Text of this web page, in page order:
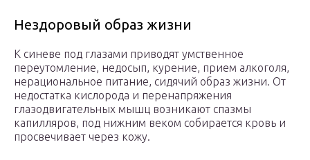
Нездоровый образ жизни
К синеве под глазами приводят умственное
переутомление, недосып, курение, прием алкоголя,
нерациональное питание, сидячий образ жизни. От
недостатка кислорода и перенапряжения
глазодвигательных мышц возникают спазмы
капилляров, под нижним веком собирается кровь и
просвечивает через кожу.